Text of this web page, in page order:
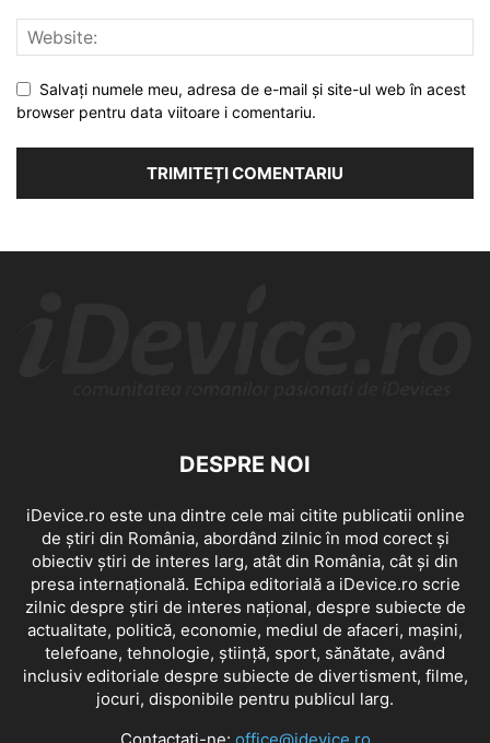
Salvați numele meu, adresa de e-mail și site-ul web în acest
browser pentru data viitoare i comentariu.
DESPRE NOI
iDevice.ro este una dintre cele mai citite publicatii online
de știri din România, abordând zilnic în mod corect și
obiectiv știri de interes larg, atât din România, cât și din
presa internațională. Echipa editorială a iDevice.ro scrie
zilnic despre știri de interes național, despre subiecte de
actualitate, politică, economie, mediul de afaceri, mașini,
telefoane, tehnologie, știință, sport, sănătate, având
inclusiv editoriale despre subiecte de divertisment, filme,
jocuri, disponibile pentru publicul larg.